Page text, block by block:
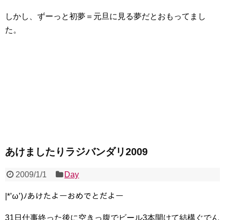
しかし、ずーっと初夢＝元旦に見る夢だとおもってまし
た。
あけましたりラジバンダリ2009
2009/1/1 Day
|*’ω’)ﾉあけたよーおめでとだよー
31日仕事終った後に空きっ腹でビール3本開けて結構ぐでん